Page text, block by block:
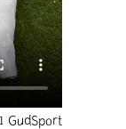
GudSport בפעולה — נשימה דרך האף באימון